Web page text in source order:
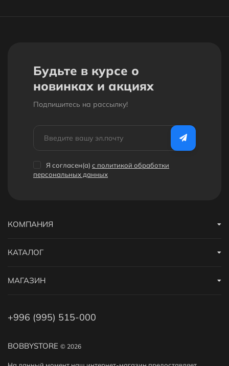
Будьте в курсе о
новинках и акциях
Подпишитесь на рассылкy!
Я согласен(a) с политикой обработки
персональных данных
BOBBYSTORE © 2026
КОМПАНИЯ
КАТАЛОГ
МАГАЗИН
+996 (995) 515-000